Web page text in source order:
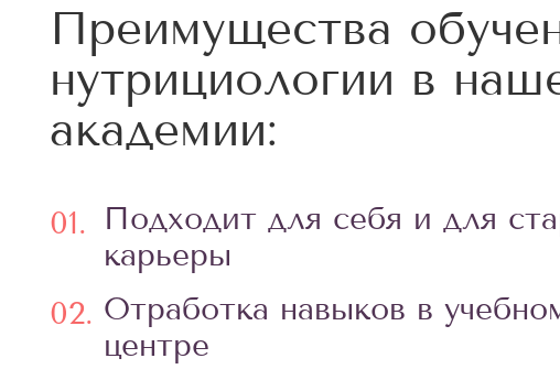
Преимущества
нутрициологии в
академии:
01.
Подходит для себя и для
карьеры
02. Отработка навыков в
центре